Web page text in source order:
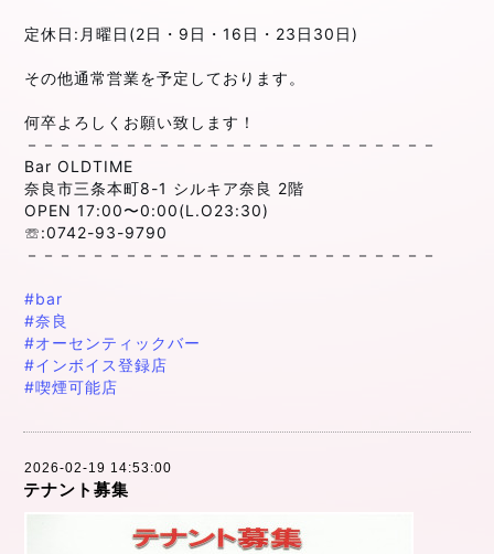
定休日:月曜日(2日・9日・16日・23日30日)
その他通常営業を予定しております。
何卒よろしくお願い致します！
－－－－－－－－－－－－－－－－－－－－－－－－－
Bar OLDTIME
奈良市三条本町8-1 シルキア奈良 2階
OPEN 17:00〜0:00(L.O23:30)
☏:0742-93-9790
－－－－－－－－－－－－－－－－－－－－－－－－－⁡
#bar
#奈良
#オーセンティックバー
#インボイス登録店
#喫煙可能店
2026-02-19 14:53:00
テナント募集